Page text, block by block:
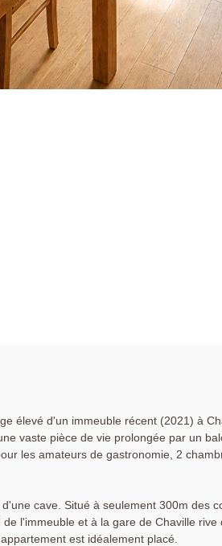
élevé d'un immeuble récent (2021) à
vaste pièce de vie prolongée par un
les amateurs de gastronomie, 2
cave. Situé à seulement 300m des
l'immeuble et à la gare de Chaville rive
est idéalement placé.